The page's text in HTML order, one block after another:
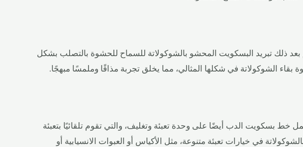
بعد ذلك تبريد البسكويت المحشو بالشوكولاتة للسماح للحشوة بالتصلب بشكل
الشوكولاتة في شكلها المثالي، مما يخلق تجربة مذاقًا وملمسًا مبهجًا.
خط بسكويت الدب أيضًا على وحدة تعبئة وتغليف، والتي تقوم تلقائيًا بتعبئة
في خيارات تعبئة متنوعة، مثل الأكياس أو العبوات الانسيابية أو